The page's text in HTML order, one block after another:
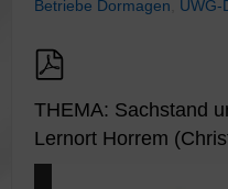
Betriebe Dormagen
UWG-
THEMA: Sachstand
Lernort Horrem